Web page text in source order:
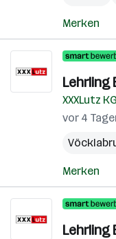
Merken
Lehrling
XXXLutz KG
vor 4
Merken
Lehrling